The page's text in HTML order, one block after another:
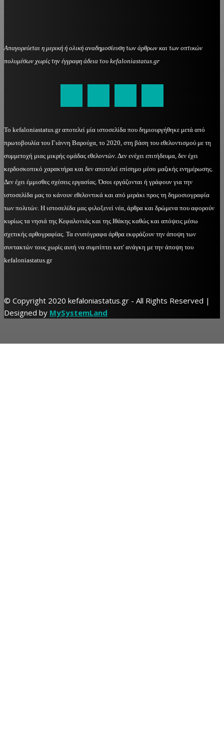
Απαγορεύεται η μερική ή ολική αναδημοσίευση των άρθρων και των οπτικών
πολυμέσων χωρίς την έγγραφη άδεια του kefaloniastatus.gr
Το kefaloniastatus.gr αποτελεί μία ιστοσελίδα που δημιουργήθηκε μετά από
πρωτοβουλία του Γιάννη Βαρούχα, το 2020, στη βάση του εθελοντισμού με τη
συμμετοχή μιας μικρής ομάδας εθελοντών. Δεν ενέχει επιτήδευμα, δεν έχει
κερδοσκοπικό χαρακτήρα και δεν αποτελεί επίσημο μέσο μαζικής ενημέρωσης.
Δεν έχει έμμισθες σχέσεις εργασίας. Όσοι εργάζονται ή γράφουν για την
ιστοσελίδα μας το κάνουν εθελοντικά και από μεράκι προς τη δημοσιογραφία
των πολιτών. Η ιστοσελίδα μας φιλοξενεί νέα, άρθρα και δρώμενα που αφορούν
κυρίως τα νησιά της Κεφαλονιάς και της Ιθάκης καθώς και απόψεις μέσω
σχετικής αρθογραφίας. Τα ενυπόγραφα άρθρα εκφράζουν την άποψη των
συντακτών τους χωρίς αυτή να συμπίπτει κατ' ανάγκη με την άποψη του
kefaloniastatus.gr
© Copyright 2020 kefaloniastatus.gr - All Rights Reserved |
Designed by MySystemLand